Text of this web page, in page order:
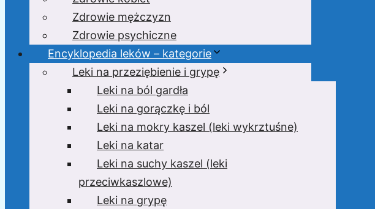
Zdrowie mężczyzn
Zdrowie psychiczne
Encyklopedia leków – kategorie
Leki na przeziębienie i grypę
Leki na ból gardła
Leki na gorączkę i ból
Leki na mokry kaszel (leki wykrztuśne)
Leki na katar
Leki na suchy kaszel (leki
przeciwkaszlowe)
Leki na grypę